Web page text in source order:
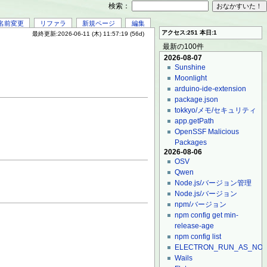
前変更 リファラ 新規ページ 編集
最終更新:2026-06-11 (木) 11:57:19 (56d) アクセス:251 本日:1
最新の100件
2026-08-07
Sunshine
Moonlight
arduino-ide-extension
package.json
tokkyo/メモ/セキュリティ
app.getPath
OpenSSF Malicious
Packages
2026-08-06
OSV
Qwen
Node.js/バージョン管理
Node.js/バージョン
npm/バージョン
npm config get min-
release-age
npm config list
Wails
検索：